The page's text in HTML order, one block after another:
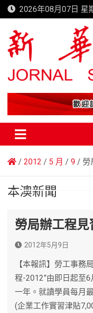
Skip
to
content
2026年08月07日 星
新華澳報
2012 5 月 9 勞
本澳新聞
勞局辦工程
2012年5月9日
【本報訊】勞工事務
程-2012”由即日起至
一年。就讀學員每月
(企業工作實習津貼